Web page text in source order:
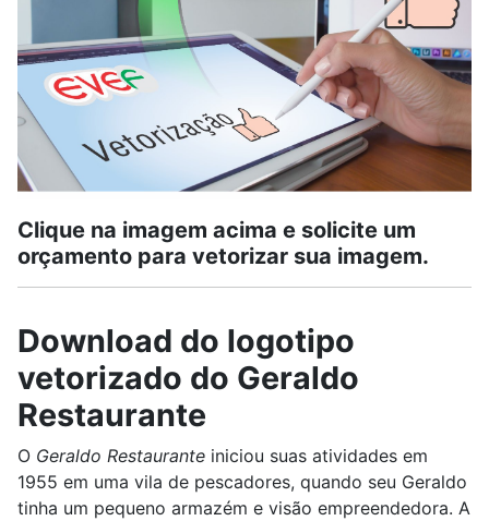
Clique na imagem acima e solicite um
orçamento para vetorizar sua imagem.
Download do logotipo
vetorizado do Geraldo
Restaurante
O Geraldo Restaurante iniciou suas atividades em
1955 em uma vila de pescadores, quando seu Geraldo
tinha um pequeno armazém e visão empreendedora. A